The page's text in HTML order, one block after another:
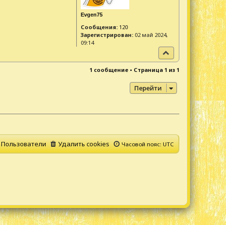
Evgen75
Сообщения: 120
Зарегистрирован:02 май 2024,
09:14
е
р
у
т
н
а
ч
1 сообщение • Страница 1 из 1
Перейти
Часовой пояс:UTC
Удалить cookies
Пользователи